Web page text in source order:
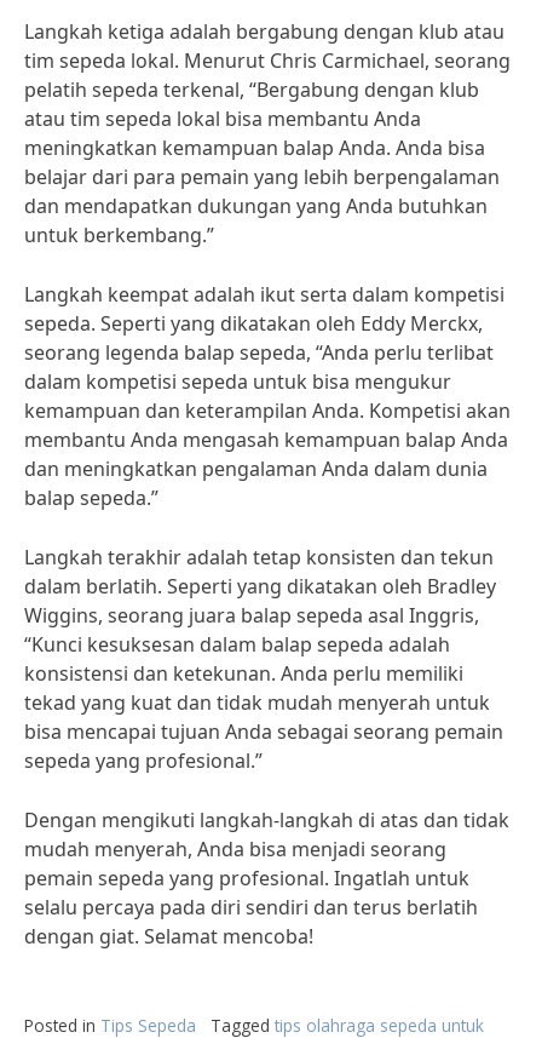
Langkah ketiga adalah bergabung dengan klub atau
tim sepeda lokal. Menurut Chris Carmichael, seorang
pelatih sepeda terkenal, “Bergabung dengan klub
atau tim sepeda lokal bisa membantu Anda
meningkatkan kemampuan balap Anda. Anda bisa
belajar dari para pemain yang lebih berpengalaman
dan mendapatkan dukungan yang Anda butuhkan
untuk berkembang.”
Langkah keempat adalah ikut serta dalam kompetisi
sepeda. Seperti yang dikatakan oleh Eddy Merckx,
seorang legenda balap sepeda, “Anda perlu terlibat
dalam kompetisi sepeda untuk bisa mengukur
kemampuan dan keterampilan Anda. Kompetisi akan
membantu Anda mengasah kemampuan balap Anda
dan meningkatkan pengalaman Anda dalam dunia
balap sepeda.”
Langkah terakhir adalah tetap konsisten dan tekun
dalam berlatih. Seperti yang dikatakan oleh Bradley
Wiggins, seorang juara balap sepeda asal Inggris,
“Kunci kesuksesan dalam balap sepeda adalah
konsistensi dan ketekunan. Anda perlu memiliki
tekad yang kuat dan tidak mudah menyerah untuk
bisa mencapai tujuan Anda sebagai seorang pemain
sepeda yang profesional.”
Dengan mengikuti langkah-langkah di atas dan tidak
mudah menyerah, Anda bisa menjadi seorang
pemain sepeda yang profesional. Ingatlah untuk
selalu percaya pada diri sendiri dan terus berlatih
dengan giat. Selamat mencoba!
Posted in Tips Sepeda Tagged tips olahraga sepeda untuk